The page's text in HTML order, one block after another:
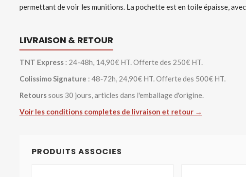
permettant de voir les munitions. La pochette est en toile épaisse,
LIVRAISON & RETOUR
TNT Express : 24-48h, 14,90€ HT. Offerte des 250€ HT.
Colissimo Signature : 48-72h, 24,90€ HT. Offerte des 500€ HT.
Retourssous 30 jours, articles dans l'emballage d'origine.
Voir les conditions completes de livraison et retour →
PRODUITS ASSOCIES